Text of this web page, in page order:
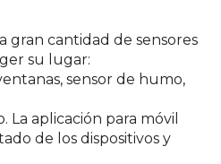
gran cantidad de sensores
su lugar:
sensor de humo,
aplicación para móvil
de los dispositivos y